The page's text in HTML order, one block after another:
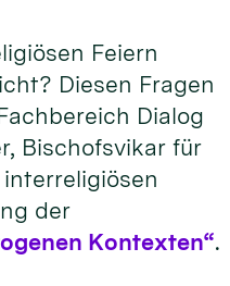
Feiern
Diesen Fragen
Dialog
Bischofsvikar für
der
Kontexten“.